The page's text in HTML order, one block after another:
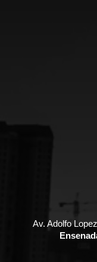
Av. Adolfo